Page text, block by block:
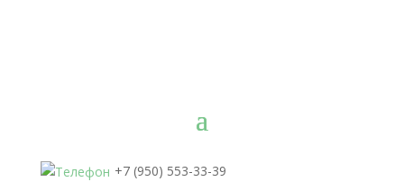
+7 (950) 553-33-39